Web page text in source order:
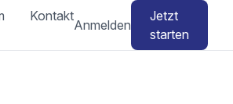
Kontakt
Anmelden
Jetzt
starten